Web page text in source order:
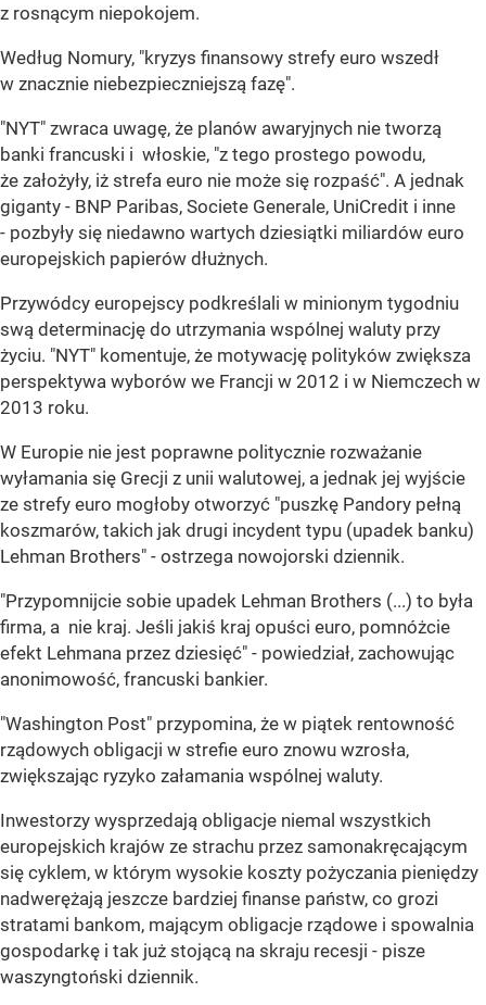
z rosnącym niepokojem.
Według Nomury, "kryzys finansowy strefy euro wszedł
w znacznie niebezpieczniejszą fazę".
"NYT" zwraca uwagę, że planów awaryjnych nie tworzą
banki francuski i włoskie, "z tego prostego powodu,
że założyły, iż strefa euro nie może się rozpaść". A jednak
giganty - BNP Paribas, Societe Generale, UniCredit i inne
- pozbyły się niedawno wartych dziesiątki miliardów euro
europejskich papierów dłużnych.
Przywódcy europejscy podkreślali w minionym tygodniu
swą determinację do utrzymania wspólnej waluty przy
życiu. "NYT" komentuje, że motywację polityków zwiększa
perspektywa wyborów we Francji w 2012 i w Niemczech w
2013 roku.
W Europie nie jest poprawne politycznie rozważanie
wyłamania się Grecji z unii walutowej, a jednak jej wyjście
ze strefy euro mogłoby otworzyć "puszkę Pandory pełną
koszmarów, takich jak drugi incydent typu (upadek banku)
Lehman Brothers" - ostrzega nowojorski dziennik.
"Przypomnijcie sobie upadek Lehman Brothers (...) to była
firma, a nie kraj. Jeśli jakiś kraj opuści euro, pomnóżcie
efekt Lehmana przez dziesięć" - powiedział, zachowując
anonimowość, francuski bankier.
"Washington Post" przypomina, że w piątek rentowność
rządowych obligacji w strefie euro znowu wzrosła,
zwiększając ryzyko załamania wspólnej waluty.
Inwestorzy wysprzedają obligacje niemal wszystkich
europejskich krajów ze strachu przez samonakręcającym
się cyklem, w którym wysokie koszty pożyczania pieniędzy
nadwerężają jeszcze bardziej finanse państw, co grozi
stratami bankom, mającym obligacje rządowe i spowalnia
gospodarkę i tak już stojącą na skraju recesji - pisze
waszyngtoński dziennik.